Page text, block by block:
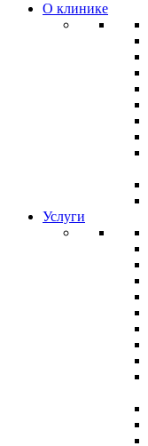
О клинике
Услуги